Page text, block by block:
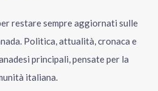
restare sempre aggiornati sulle
Politica, attualità, cronaca e
principali, pensate per la
italiana.